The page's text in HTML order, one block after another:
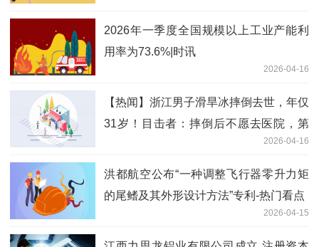
2026年一季度全国规模以上工业产能利
用率为73.6%|时讯
2026-04-16
【热闻】浙江男子滑旱冰摔倒去世，年仅
31岁！目击者：摔倒后不愿去医院，第
2026-04-16
洪都航空公布“一种调整飞行器零升力矩
的尾鳍及其外形设计方法”专利-热门看点
2026-04-15